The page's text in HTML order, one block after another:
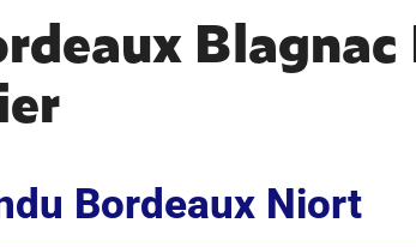
Bordeaux Niort